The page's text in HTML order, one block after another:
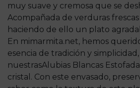
muy suave y cremosa que se
Acompañada de verduras
haciendo de ello un plato
En mimarmita.net, hemos
esencia de tradición y
nuestrasAlubias Blancas
cristal. Con este envasado,